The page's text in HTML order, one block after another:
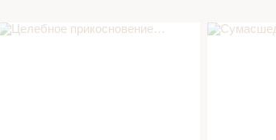
Целебное прикосновение… в СПА